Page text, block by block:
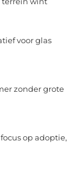
voor glas
zonder grote
op adoptie,